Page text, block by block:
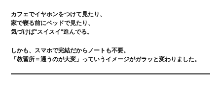
カフェでイヤホンをつけて見たり、
家で寝る前にベッドで見たり、
気づけば“スイスイ”進んでる。
しかも、スマホで完結だからノートも不要。
「教習所＝通うのが大変」っていうイメージがガラッと変わりました。